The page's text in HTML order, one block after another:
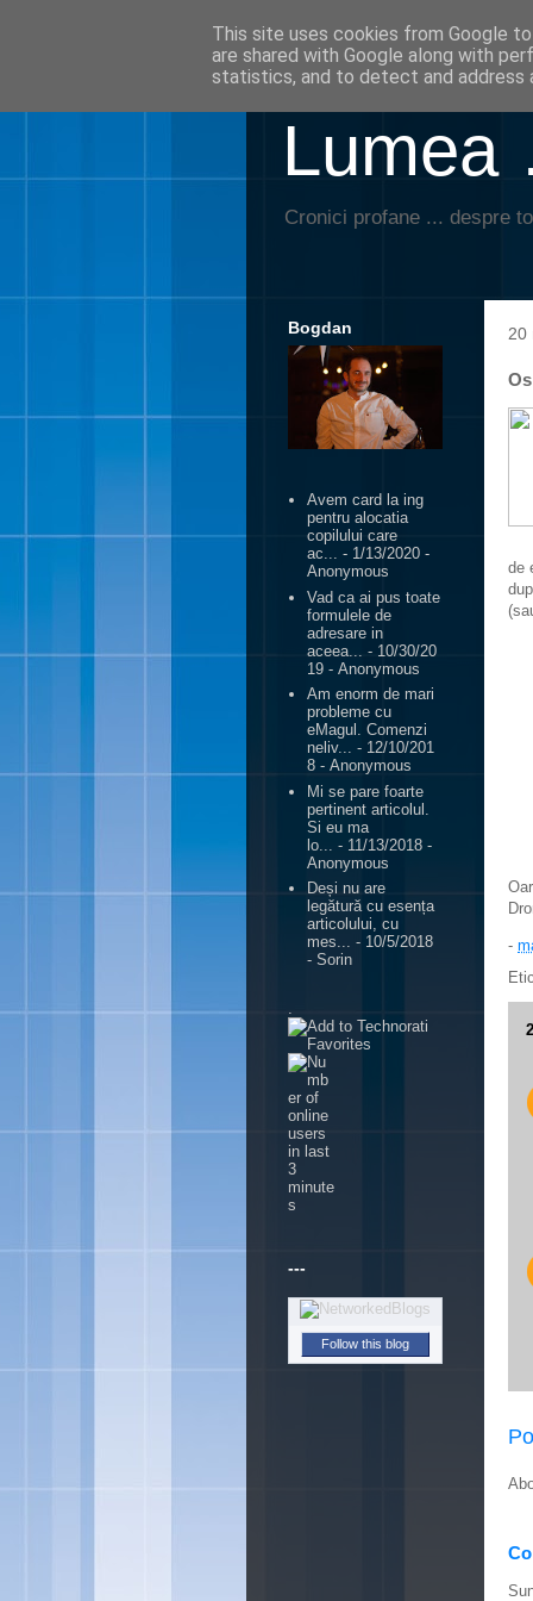
Lumea
Cronici profane ... despre
20
de
-
Bogdan
Avem card la ing
pentru alocatia
copilului care
ac... - 1/13/2020 -
Anonymous
Vad ca ai pus toate
formulele de
adresare in
aceea...
- 10/30/20
19 - Anonymous
Am enorm de mari
probleme cu
eMagul. Comenzi
neliv... - 12/10/201
8 - Anonymous
Mi se pare foarte
pertinent articolul.
Si eu ma
lo...
- 11/13/2018 -
Anonymous
Deși nu are
legătură cu esența
articolului, cu
mes... - 10/5/2018
- Sorin
---
Follow this blog
This site uses cookies from Google
are shared with Google along with
statistics, and to detect and address